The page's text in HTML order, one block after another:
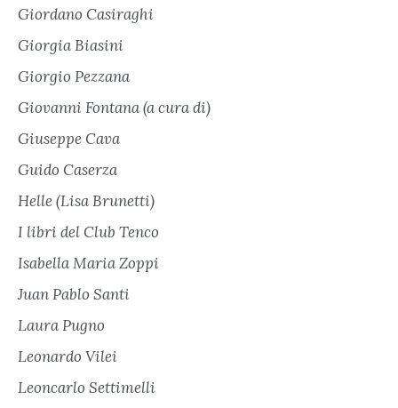
Giordano Casiraghi
Giorgia Biasini
Giorgio Pezzana
Giovanni Fontana (a cura di)
Giuseppe Cava
Guido Caserza
Helle (Lisa Brunetti)
I libri del Club Tenco
Isabella Maria Zoppi
Juan Pablo Santi
Laura Pugno
Leonardo Vilei
Leoncarlo Settimelli